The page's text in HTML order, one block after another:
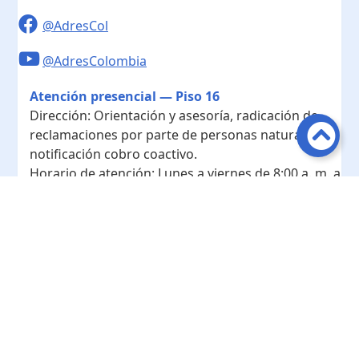
@AdresCol
@AdresColombia
Atención presencial — Piso 16
Dirección: Orientación y asesoría, radicación de
reclamaciones por parte de personas naturales y
notificación cobro coactivo.
Horario de atención: Lunes a viernes de 8:00 a. m. a